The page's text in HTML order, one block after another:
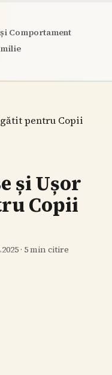
Comportament
pentru Copii
și Ușor
Copii
· 5min citire